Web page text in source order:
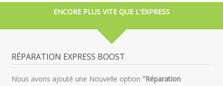
ENCORE PLUS VITE QUE L'EXPRESS
RÉPARATION EXPRESS BOOST
Nous avons ajouté une Nouvelle option "Réparation